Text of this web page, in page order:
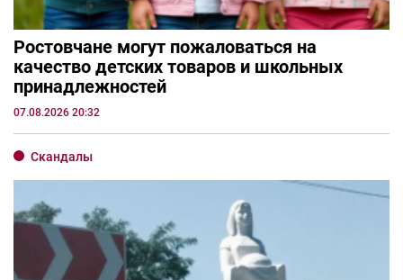
Ростовчане могут пожаловаться на
качество детских товаров и школьных
принадлежностей
07.08.2026 20:32
Скандалы